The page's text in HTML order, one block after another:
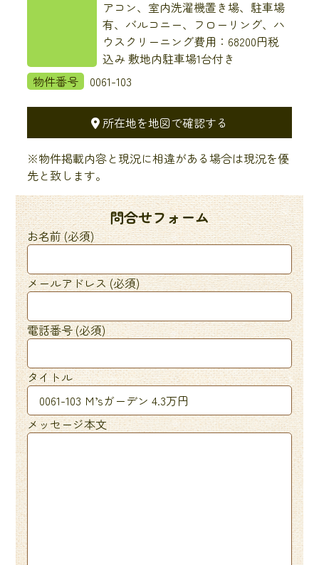
アコン、室内洗濯機置き場、駐車場
有、バルコニー、フローリング、ハ
ウスクリーニング費用：68200円税
込み 敷地内駐車場1台付き
物件番号
0061-103
所在地を地図で確認する
※物件掲載内容と現況に相違がある場合は現況を優
先と致します。
問合せフォーム
お名前 (必須)
メールアドレス (必須)
電話番号 (必須)
タイトル
メッセージ本文